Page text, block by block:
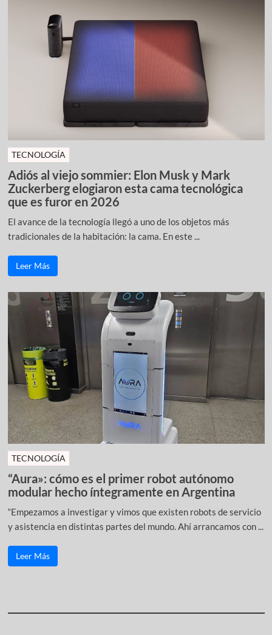
TECNOLOGÍA
Adiós al viejo sommier: Elon Musk y Mark
Zuckerberg elogiaron esta cama tecnológica
que es furor en 2026
El avance de la tecnología llegó a uno de los objetos más
tradicionales de la habitación: la cama. En este ...
Leer Más
TECNOLOGÍA
“Aura»: cómo es el primer robot autónomo
modular hecho íntegramente en Argentina
“Empezamos a investigar y vimos que existen robots de servicio
y asistencia en distintas partes del mundo. Ahí arrancamos con ...
Leer Más